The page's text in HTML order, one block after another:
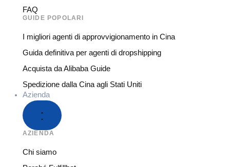
FAQ
GUIDE POPOLARI
I migliori agenti di approvvigionamento in Cina
Guida definitiva per agenti di dropshipping
Acquista da Alibaba Guide
Spedizione dalla Cina agli Stati Uniti
Azienda
AZIENDA
Chi siamo